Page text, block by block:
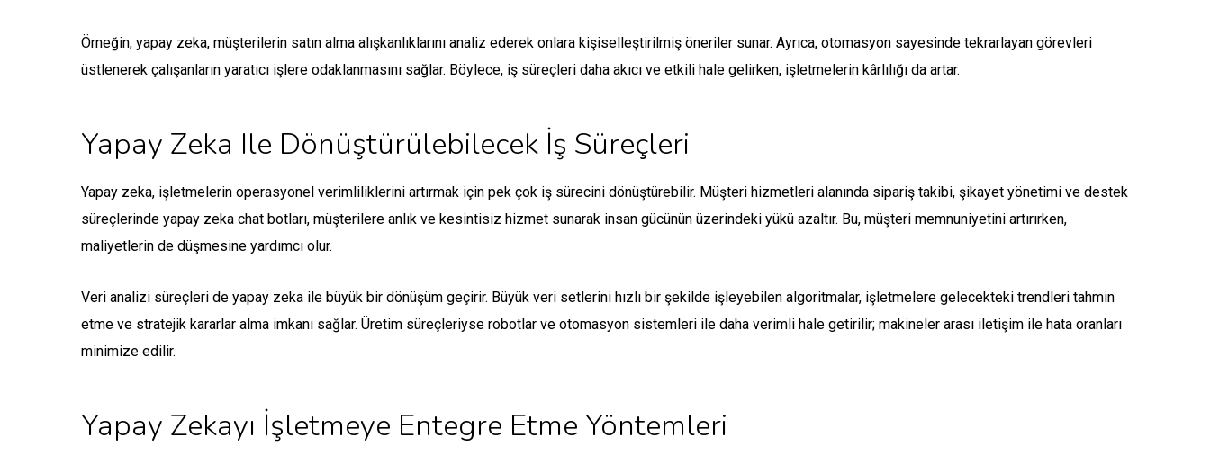
Örneğin, yapay zeka, müşterilerin satın alma alışkanlıklarını analiz ederek onlara kişiselleştirilmiş öneriler sunar. Ayrıca, otomasyon sayesinde tekrarlayan görevleri
üstlenerek çalışanların yaratıcı işlere odaklanmasını sağlar. Böylece, iş süreçleri daha akıcı ve etkili hale gelirken, işletmelerin kârlılığı da artar.
Yapay Zeka Ile Dönüştürülebilecek İş Süreçleri
Yapay zeka, işletmelerin operasyonel verimliliklerini artırmak için pek çok iş sürecini dönüştürebilir. Müşteri hizmetleri alanında sipariş takibi, şikayet yönetimi ve destek
süreçlerinde yapay zeka chat botları, müşterilere anlık ve kesintisiz hizmet sunarak insan gücünün üzerindeki yükü azaltır. Bu, müşteri memnuniyetini artırırken,
maliyetlerin de düşmesine yardımcı olur.
Veri analizi süreçleri de yapay zeka ile büyük bir dönüşüm geçirir. Büyük veri setlerini hızlı bir şekilde işleyebilen algoritmalar, işletmelere gelecekteki trendleri tahmin
etme ve stratejik kararlar alma imkanı sağlar. Üretim süreçleriyse robotlar ve otomasyon sistemleri ile daha verimli hale getirilir; makineler arası iletişim ile hata oranları
minimize edilir.
Yapay Zekayı İşletmeye Entegre Etme Yöntemleri